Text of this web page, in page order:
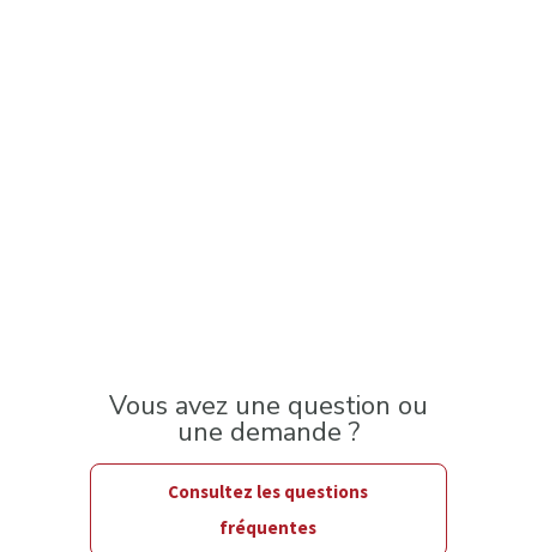
Vous avez une question ou
une demande ?
Consultez les questions
fréquentes